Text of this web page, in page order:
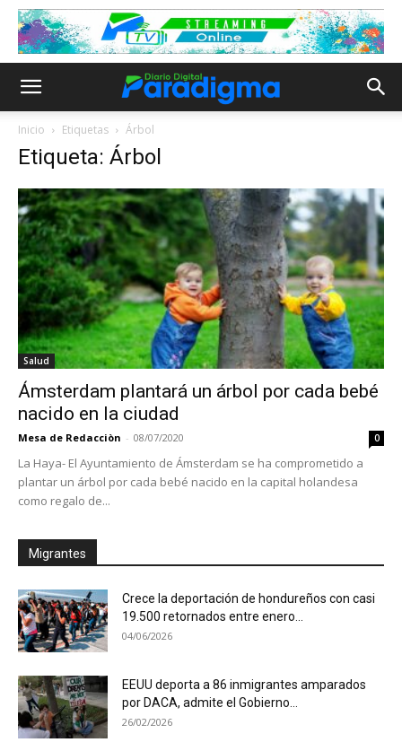
Inicio Etiquetas Árbol
Etiqueta: Árbol
Salud
Ámsterdam plantará un árbol por cada bebé
nacido en la ciudad
Mesa de Redacciòn - 08/07/2020 0
La Haya- El Ayuntamiento de Ámsterdam se ha comprometido a
plantar un árbol por cada bebé nacido en la capital holandesa
como regalo de...
Migrantes
Crece la deportación de hondureños con casi
19.500 retornados entre enero...
04/06/2026
EEUU deporta a 86 inmigrantes amparados
por DACA, admite el Gobierno...
26/02/2026